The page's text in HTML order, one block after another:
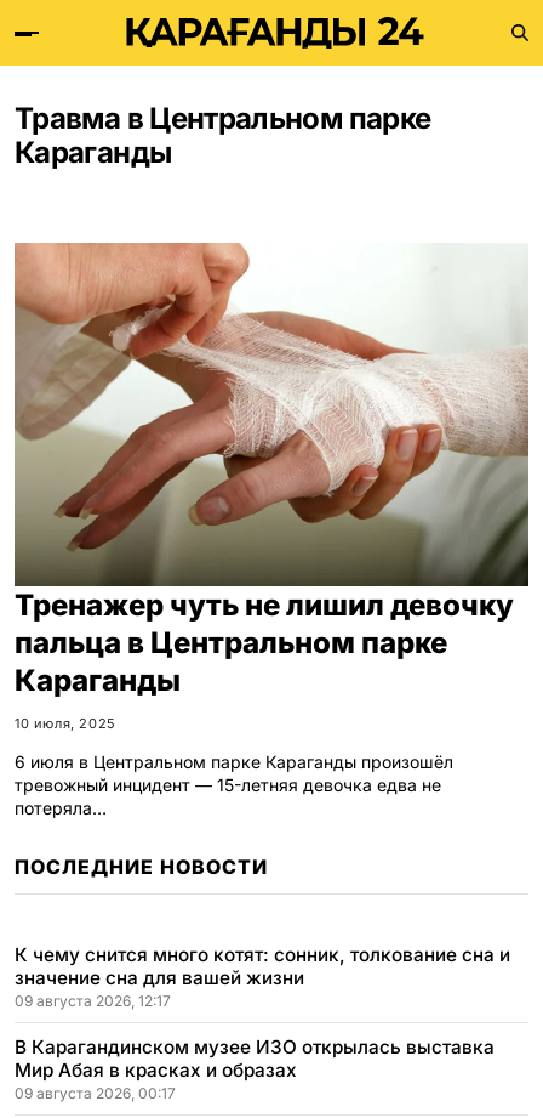
Травма в Центральном парке
Караганды
Тренажер чуть не лишил девочку
пальца в Центральном парке
Караганды
10 июля, 2025
6 июля в Центральном парке Караганды произошёл
тревожный инцидент — 15-летняя девочка едва не
потеряла…
ПОСЛЕДНИЕ НОВОСТИ
К чему снится много котят: сонник, толкование сна и
значение сна для вашей жизни
09 августа 2026, 12:17
В Карагандинском музее ИЗО открылась выставка
Мир Абая в красках и образах
09 августа 2026, 00:17